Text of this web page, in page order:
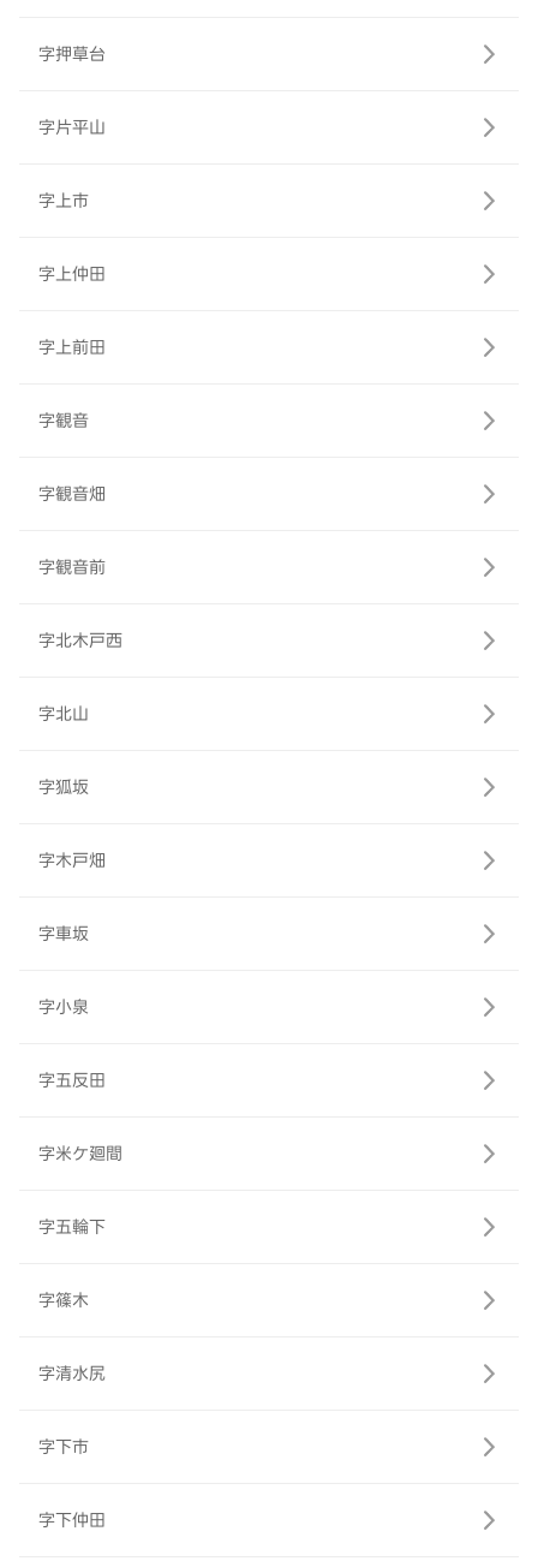
字押草台
字片平山
字上市
字上仲田
字上前田
字観音
字観音畑
字観音前
字北木戸西
字北山
字狐坂
字木戸畑
字車坂
字小泉
字五反田
字米ケ廻間
字五輪下
字篠木
字清水尻
字下市
字下仲田